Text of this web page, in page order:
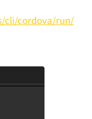
cli/cordova/run/